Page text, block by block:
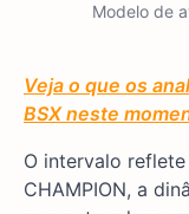
Modelo de
Veja o que os
BSX neste
O intervalo
CHAMPION, a